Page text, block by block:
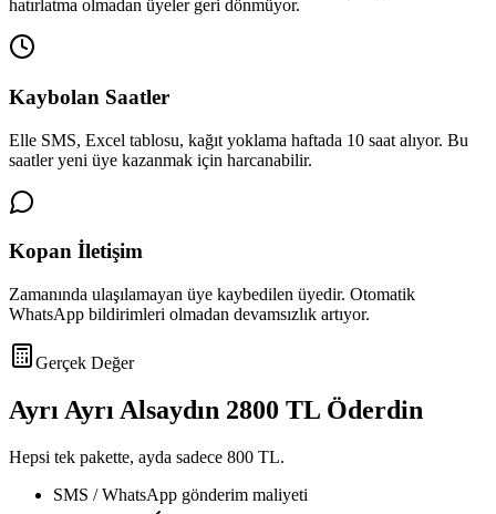
hatırlatma olmadan üyeler geri dönmüyor.
Kaybolan Saatler
Elle SMS, Excel tablosu, kağıt yoklama haftada 10 saat alıyor. Bu
saatler yeni üye kazanmak için harcanabilir.
Kopan İletişim
Zamanında ulaşılamayan üye kaybedilen üyedir. Otomatik
WhatsApp bildirimleri olmadan devamsızlık artıyor.
Gerçek Değer
Ayrı Ayrı Alsaydın 2800 TL Öderdin
Hepsi tek pakette, ayda sadece 800 TL.
SMS / WhatsApp gönderim maliyeti